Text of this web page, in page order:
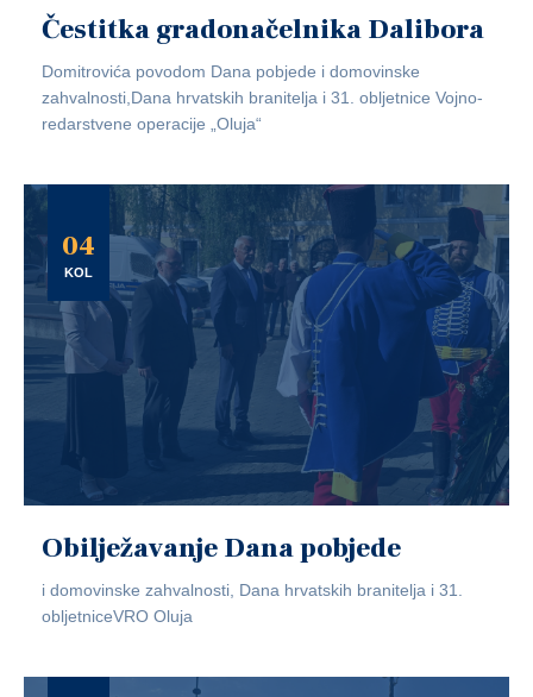
Čestitka gradonačelnika Dalibora
Domitrovića povodom Dana pobjede i domovinske
zahvalnosti,Dana hrvatskih branitelja i 31. obljetnice Vojno-
redarstvene operacije „Oluja“
04
KOL
Obilježavanje Dana pobjede
i domovinske zahvalnosti, Dana hrvatskih branitelja i 31.
obljetniceVRO Oluja